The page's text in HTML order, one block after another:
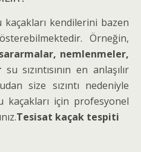
kaçakları kendilerini bazen
Örneğin,
sararmalar, nemlenmeler,
su sızıntısının en anlaşılır
size sızıntı nedeniyle
kaçakları için profesyonel
Tesisat kaçak tespiti